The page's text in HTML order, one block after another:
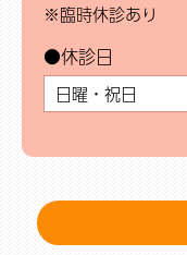
※臨時休診あり
●休診日
日曜・祝日